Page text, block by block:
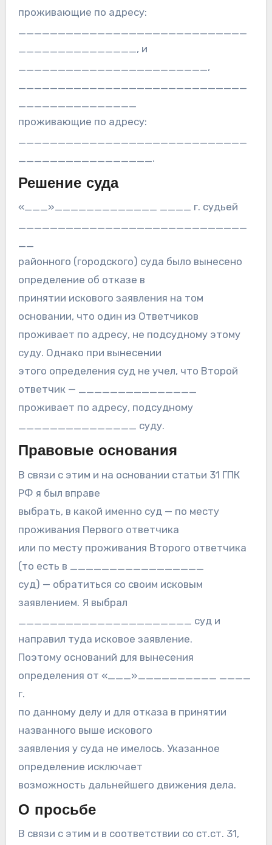
проживающие по адресу:
_______________, и
________________________,
проживающие по адресу:
_________________.
Решение суда
«___»_____________ ____ г. судьей
_____________________________
__
районного (городского) суда было вынесено
определение об отказе в
принятии искового заявления на том
основании, что один из Ответчиков
проживает по адресу, не подсудному этому
суду. Однако при вынесении
этого определения суд не учел, что Второй
ответчик — _______________
проживает по адресу, подсудному
_______________ суду.
Правовые основания
В связи с этим и на основании статьи 31 ГПК
РФ я был вправе
выбрать, в какой именно суд — по месту
проживания Первого ответчика
или по месту проживания Второго ответчика
(то есть в _________________
суд) — обратиться со своим исковым
заявлением. Я выбрал
______________________ суд и
направил туда исковое заявление.
Поэтому оснований для вынесения
определения от «___»__________ ____
г.
по данному делу и для отказа в принятии
названного выше искового
заявления у суда не имелось. Указанное
определение исключает
возможность дальнейшего движения дела.
О просьбе
В связи с этим и в соответствии со ст.ст. 31,